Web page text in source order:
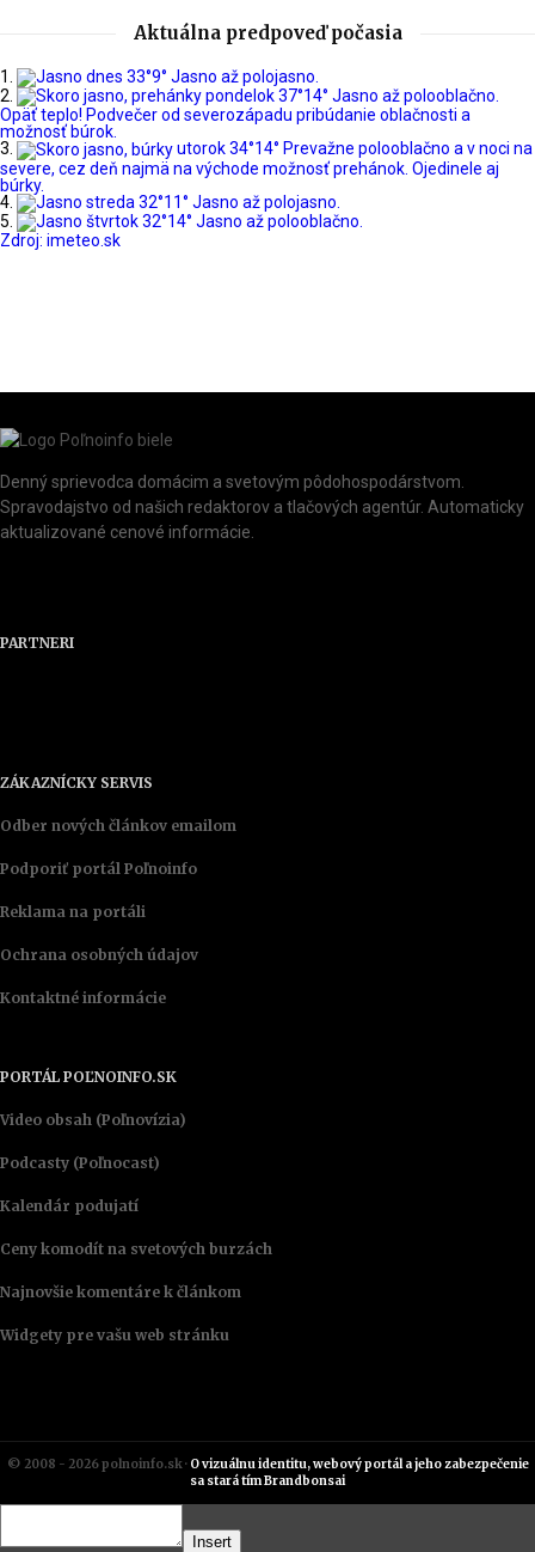
Aktuálna predpoveď počasia
dnes 33°9° Jasno až polojasno.
pondelok37°14° Jasno až polooblačno.
Opäť teplo! Podvečer od severozápadu pribúdanie oblačnosti a
možnosť búrok.
utorok34°14° Prevažne polooblačno a v noci na
severe, cez deň najmä na východe možnosť prehánok. Ojedinele aj
búrky.
streda 32°11° Jasno až polojasno.
štvrtok32°14° Jasno až polooblačno.
Zdroj: imeteo.sk
Denný sprievodca domácim a svetovým pôdohospodárstvom.
Spravodajstvo od našich redaktorov a tlačových agentúr. Automaticky
aktualizované cenové informácie.
PARTNERI
ZÁKAZNÍCKY SERVIS
Odber nových článkov emailom
Podporiť portál Poľnoinfo
Reklama na portáli
Ochrana osobných údajov
Kontaktné informácie
PORTÁL POĽNOINFO.SK
Video obsah (Poľnovízia)
Podcasty (Poľnocast)
Kalendár podujatí
Ceny komodít na svetových burzách
Najnovšie komentáre k článkom
Widgety pre vašu web stránku
© 2008 - 2026 polnoinfo.sk · O vizuálnu identitu, webový portál a jeho zabezpečenie
sa stará tím Brandbonsai
Insert